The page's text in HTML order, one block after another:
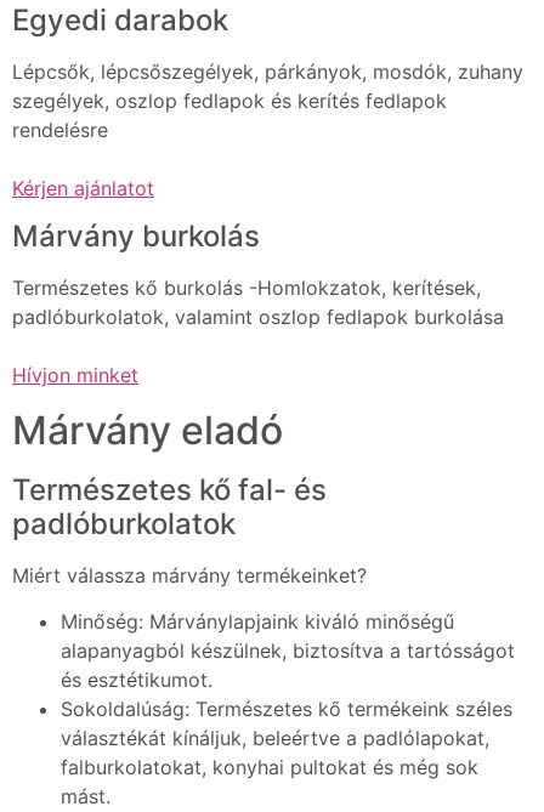
Egyedi darabok
Lépcsők, lépcsőszegélyek, párkányok, mosdók, zuhany
szegélyek, oszlop fedlapok és kerítés fedlapok
rendelésre
Kérjen ajánlatot
Márvány burkolás
Természetes kő burkolás -Homlokzatok, kerítések,
padlóburkolatok, valamint oszlop fedlapok burkolása
Hívjon minket
Márvány eladó
Természetes kő fal- és
padlóburkolatok
Miért válassza márvány termékeinket?
Minőség: Márványlapjaink kiváló minőségű
alapanyagból készülnek, biztosítva a tartósságot
és esztétikumot.
Sokoldalúság: Természetes kő termékeink széles
választékát kínáljuk, beleértve a padlólapokat,
falburkolatokat, konyhai pultokat és még sok
mást.